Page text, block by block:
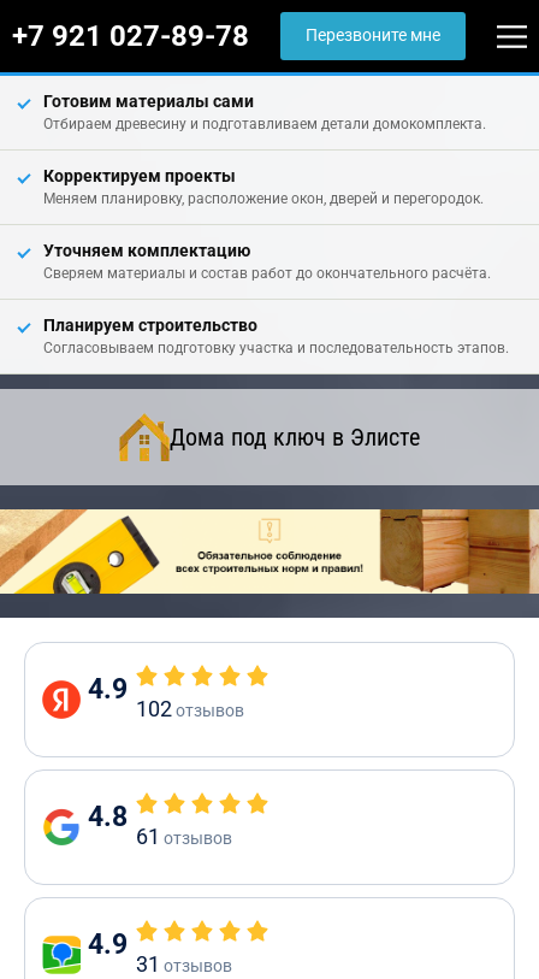
+7 921 027-89-78 Перезвоните мне
Готовим материалы сами
Отбираем древесину и подготавливаем детали домокомплекта.
Корректируем проекты
Меняем планировку, расположение окон, дверей и перегородок.
Уточняем комплектацию
Сверяем материалы и состав работ до окончательного расчёта.
Планируем строительство
Согласовываем подготовку участка и последовательность этапов.
Дома под ключ в Элисте
4.9
102отзывов
4.8
61 отзывов
4.9
31 отзывов